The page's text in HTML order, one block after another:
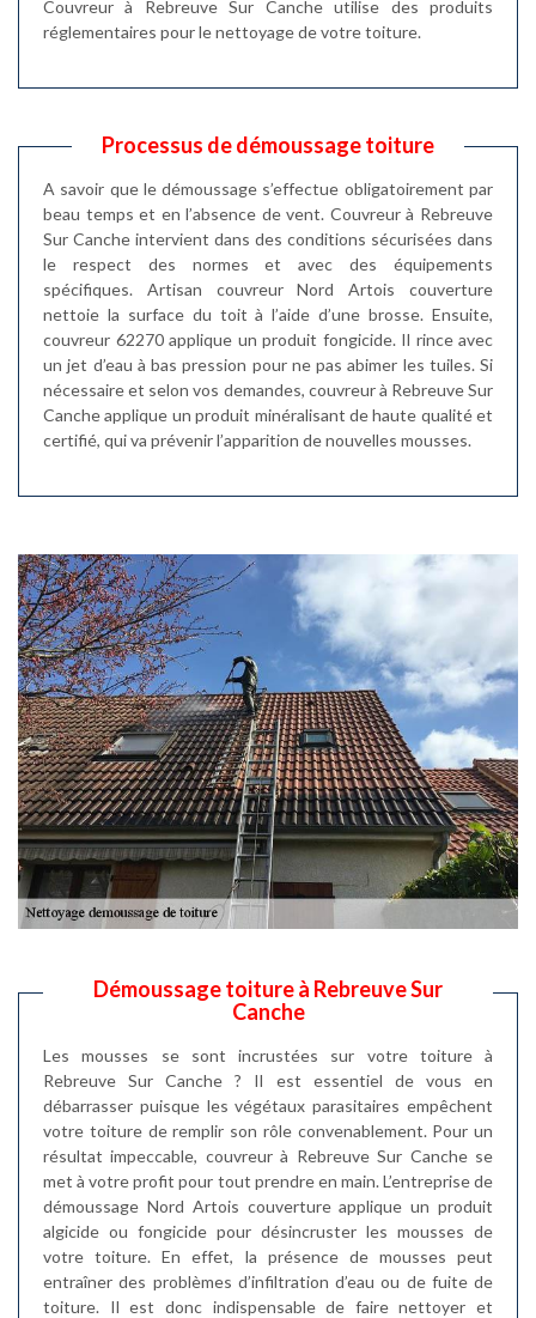
Couvreur à Rebreuve Sur Canche utilise des produits
réglementaires pour le nettoyage de votre toiture.
Processus de démoussage toiture
A savoir que le démoussage s’effectue obligatoirement par
beau temps et en l’absence de vent. Couvreur à Rebreuve
Sur Canche intervient dans des conditions sécurisées dans
le respect des normes et avec des équipements
spécifiques. Artisan couvreur Nord Artois couverture
nettoie la surface du toit à l’aide d’une brosse. Ensuite,
couvreur 62270 applique un produit fongicide. Il rince avec
un jet d’eau à bas pression pour ne pas abimer les tuiles. Si
nécessaire et selon vos demandes, couvreur à Rebreuve Sur
Canche applique un produit minéralisant de haute qualité et
certifié, qui va prévenir l’apparition de nouvelles mousses.
Démoussage toiture à Rebreuve Sur
Canche
Les mousses se sont incrustées sur votre toiture à
Rebreuve Sur Canche ? Il est essentiel de vous en
débarrasser puisque les végétaux parasitaires empêchent
votre toiture de remplir son rôle convenablement. Pour un
résultat impeccable, couvreur à Rebreuve Sur Canche se
met à votre profit pour tout prendre en main. L’entreprise de
démoussage Nord Artois couverture applique un produit
algicide ou fongicide pour désincruster les mousses de
votre toiture. En effet, la présence de mousses peut
entraîner des problèmes d’infiltration d’eau ou de fuite de
toiture. Il est donc indispensable de faire nettoyer et